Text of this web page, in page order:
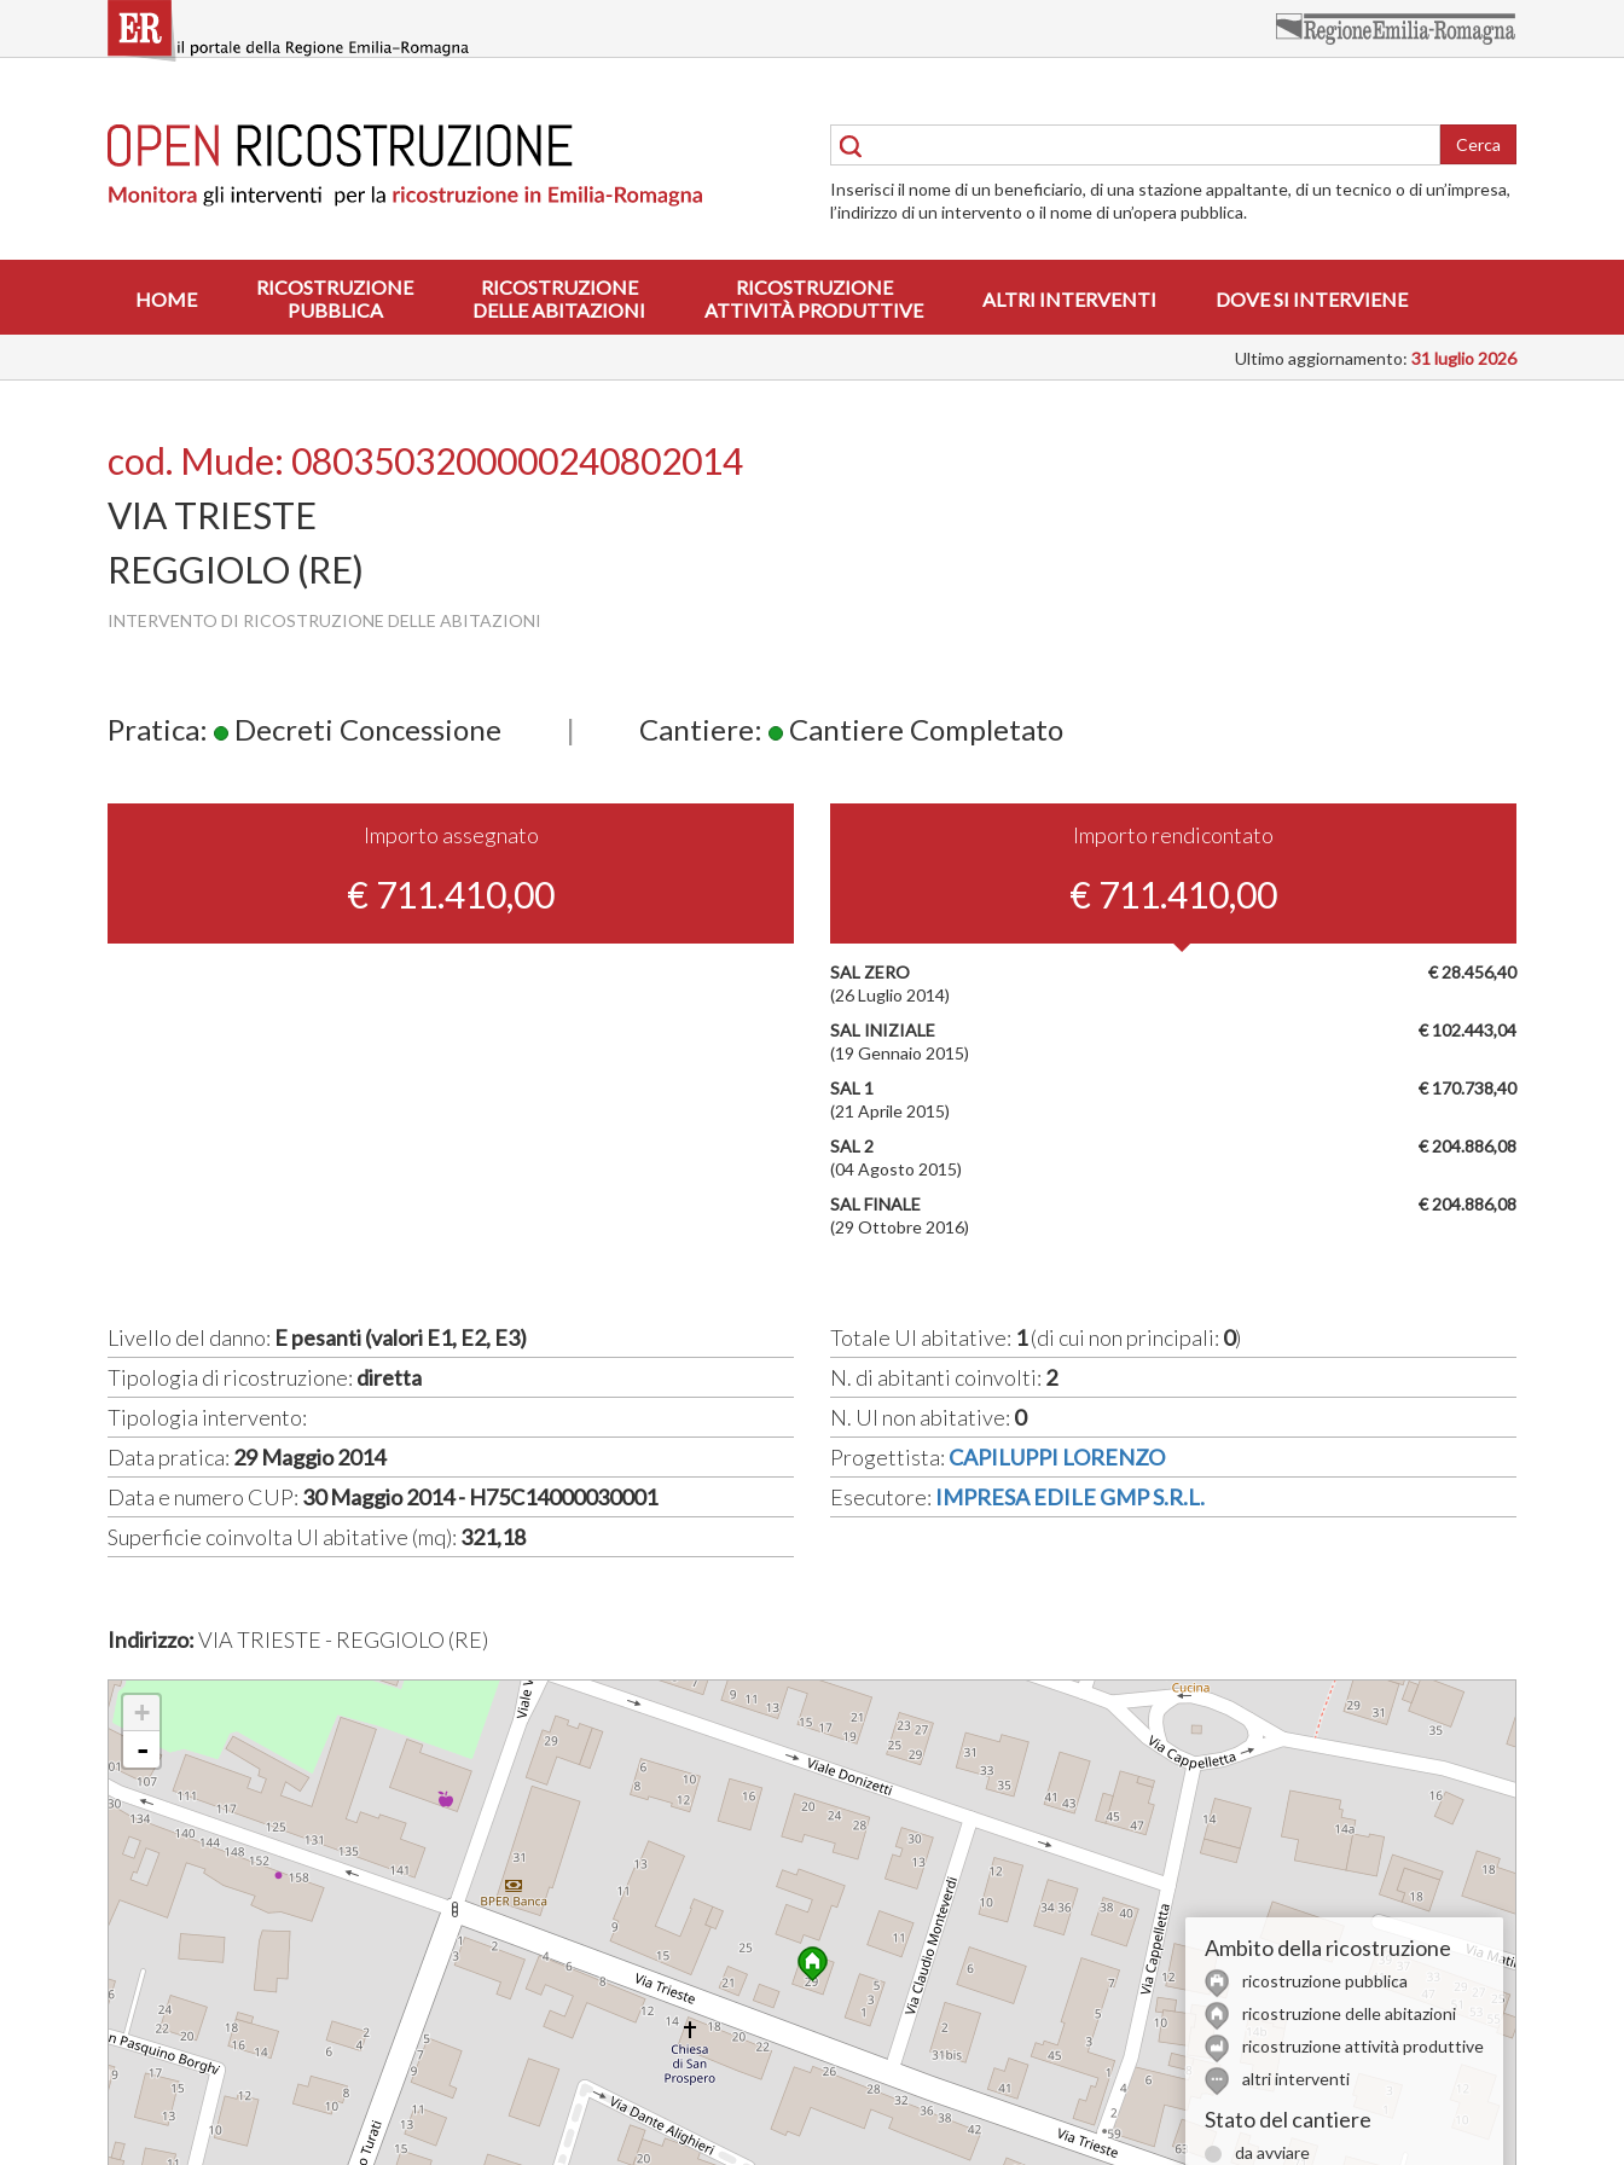
contenuto
RICOSTRUZIONE
PUBBLICA
ABITAZIONI
RICOSTRUZIONE
ATTIVITÀ
INTERVIENE
Cerca
Inserisci il nome di un beneficiario, di una stazione appaltante, di un tecnico o di un’impresa,
l’indirizzo di un intervento o il nome di un’opera pubblica.
HOME
RICOSTRUZIONE
PUBBLICA
RICOSTRUZIONE
DELLE ABITAZIONI
RICOSTRUZIONE
ATTIVITÀ PRODUTTIVE
ALTRI INTERVENTI DOVE SI INTERVIENE
Ultimo aggiornamento: 31 luglio 2026
cod. Mude: 0803503200000240802014
VIA TRIESTE
REGGIOLO (RE)
INTERVENTO DI RICOSTRUZIONE DELLE ABITAZIONI
Pratica: Decreti Concessione | Cantiere: Cantiere Completato
Importo assegnato
€ 711.410,00
Importo rendicontato
€ 711.410,00
€ 28.456,40
SAL ZERO
(26 Luglio 2014)
€ 102.443,04
SAL INIZIALE
(19 Gennaio 2015)
€ 170.738,40
SAL 1
(21 Aprile 2015)
€ 204.886,08
SAL 2
(04 Agosto 2015)
€ 204.886,08
SAL FINALE
(29 Ottobre 2016)
Livello del danno: E pesanti (valori E1, E2, E3)
Tipologia di ricostruzione: diretta
Tipologia intervento:
Data pratica: 29 Maggio 2014
Data e numero CUP: 30 Maggio 2014 - H75C14000030001
Superficie coinvolta UI abitative (mq): 321,18
Totale UI abitative: 1(di cui non principali: 0)
N. di abitanti coinvolti: 2
N. UI non abitative: 0
Progettista: CAPILUPPI LORENZO
Esecutore: IMPRESA EDILE GMP S.R.L.
Indirizzo:VIA TRIESTE - REGGIOLO (RE)
+
-
Ambito della ricostruzione
ricostruzione pubblica
ricostruzione delle abitazioni
ricostruzione attività produttive
altri interventi
Stato del cantiere
da avviare